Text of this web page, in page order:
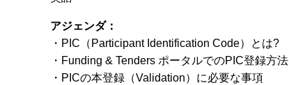
アジェンダ：
・PIC（Participant Identification Code）とは?
・Funding & Tenders ポータルでのPIC登録方法
・PICの本登録（Validation）に必要な事項